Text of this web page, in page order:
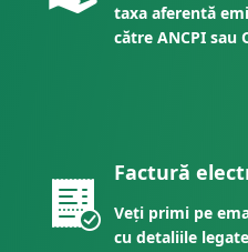
taxa aferentă
către ANCPI sau
Factură
Veți primi pe
cu detaliile